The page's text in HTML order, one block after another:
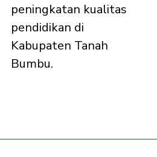
peningkatan kualitas
pendidikan di
Kabupaten Tanah
Bumbu.